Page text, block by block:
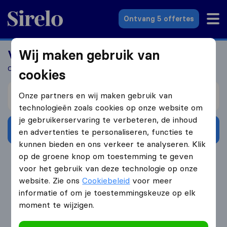
Sirelo.nl
Ontvang 5 offertes
Verhuizen naar het buitenland?
Ontvang 5 gratis offertes in 3 stappen
Verhuizen van
Ontvang gratis offertes
4.3 793 Google reviews
Wij maken gebruik van
cookies
Onze partners en wij maken gebruik van
technologieën zoals cookies op onze website om
je gebruikerservaring te verbeteren, de inhoud
en advertenties te personaliseren, functies te
kunnen bieden en ons verkeer te analyseren. Klik
op de groene knop om toestemming te geven
voor het gebruik van deze technologie op onze
website. Zie onsCookiebeleid voor meer
informatie of om je toestemmingskeuze op elk
moment te wijzigen.